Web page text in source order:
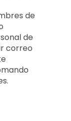
de
de
correo